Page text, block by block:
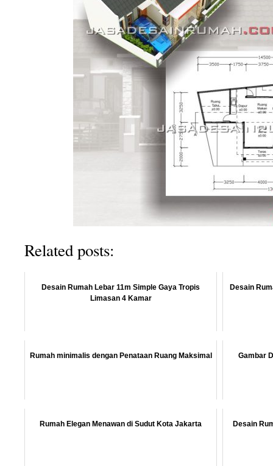
Related posts:
Desain Rumah Lebar 11m Simple Gaya Tropis
Limasan 4 Kamar
Desain
Rumah minimalis dengan Penataan Ruang Maksimal Gambar
Rumah Elegan Menawan di Sudut Kota Jakarta Desain